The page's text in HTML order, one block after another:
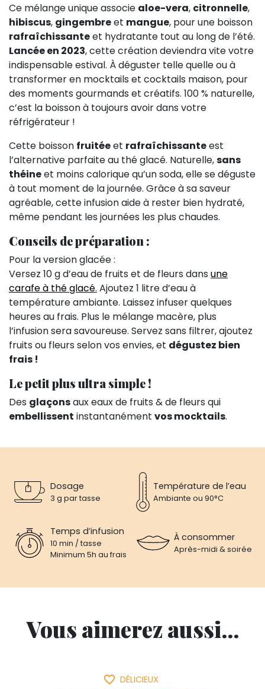
Ce mélange unique associe aloe-vera, citronnelle,
hibiscus, gingembreet mangue, pour une boisson
rafraîchissanteet hydratante tout au long de l’été.
Lancée en 2023, cette création deviendra vite votre
indispensable estival. À déguster telle quelle ou à
transformer en mocktails et cocktails maison, pour
des moments gourmands et créatifs. 100 % naturelle,
c’est la boisson à toujours avoir dans votre
réfrigérateur !
Cette boisson fruitéeet rafraîchissanteest
l’alternative parfaite au thé glacé. Naturelle,sans
théineet moins calorique qu’un soda, elle se déguste
à tout moment de la journée. Grâce à sa saveur
agréable, cette infusion aide à rester bien hydraté,
même pendant les journées les plus chaudes.
Conseils de préparation :
Pour la version glacée :
Versez 10 g d’eau de fruits et de fleurs dans une
carafe à thé glacé. Ajoutez 1 litre d’eau à
température ambiante. Laissez infuser quelques
heures au frais. Plus le mélange macère, plus
l’infusion sera savoureuse. Servez sans filtrer, ajoutez
fruits ou fleurs selon vos envies, et dégustez bien
frais !
Le petit plus ultra simple !
Des glaçonsaux eaux de fruits & de fleurs qui
embellissent instantanément vos mocktails.
Dosage
3 g par tasse
Température de l’eau
Ambiante ou 90°C
Temps d’infusion
10 min / tasse
Minimum 5h au frais
À consommer
Après-midi & soirée
Vous aimerez aussi...
favorite_border DÉLICIEUX